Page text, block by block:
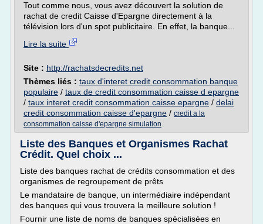
Tout comme nous, vous avez découvert la solution de
rachat de credit Caisse d'Epargne directement à la
télévision lors d'un spot publicitaire. En effet, la banque...
Lire la suite
Site : http://rachatsdecredits.net
Thèmes liés : taux d'interet credit consommation banque
populaire / taux de credit consommation caisse d epargne
/ taux interet credit consommation caisse epargne / delai
credit consommation caisse d'epargne / credit a la
consommation caisse d'epargne simulation
Liste des Banques et Organismes Rachat
Crédit. Quel choix ...
Liste des banques rachat de crédits consommation et des
organismes de regroupement de prêts
Le mandataire de banque, un intermédiaire indépendant
des banques qui vous trouvera la meilleure solution !
Fournir une liste de noms de banques spécialisées en